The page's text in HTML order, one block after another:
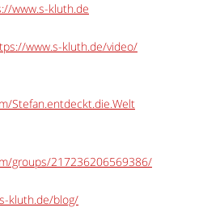
www.s-kluth.de
www.s-kluth.de/video/
Stefan.entdeckt.die.Welt
groups/217236206569386/
kluth.de/blog/